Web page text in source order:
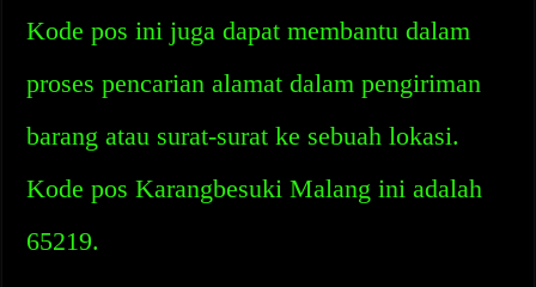
Kode pos ini juga dapat membantu dalam
proses pencarian alamat dalam pengiriman
barang atau surat-surat ke sebuah lokasi.
Kode pos Karangbesuki Malang ini adalah
65219.